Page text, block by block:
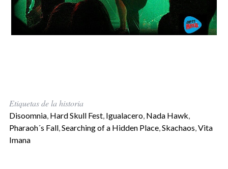
Etiquetas de la historia
Disoomnia, Hard Skull Fest, Igualacero, Nada Hawk,
Pharaoh´s Fall,Searching of a Hidden Place,Skachaos,Vita
Imana